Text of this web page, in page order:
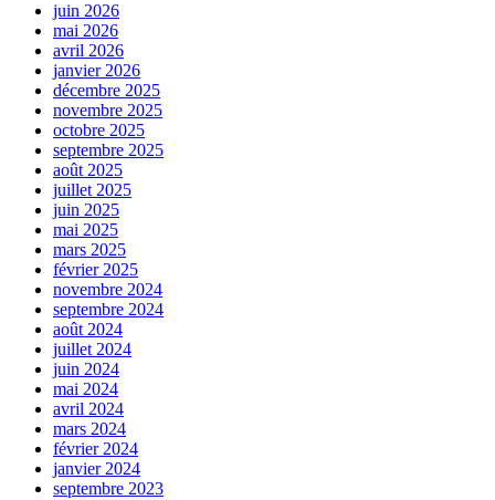
juin 2026
mai 2026
avril 2026
janvier 2026
décembre 2025
novembre 2025
octobre 2025
septembre 2025
août 2025
juillet 2025
juin 2025
mai 2025
mars 2025
février 2025
novembre 2024
septembre 2024
août 2024
juillet 2024
juin 2024
mai 2024
avril 2024
mars 2024
février 2024
janvier 2024
septembre 2023